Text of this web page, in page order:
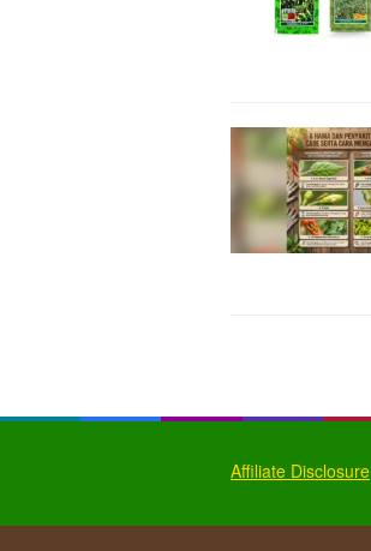
Affiliate Disclosure